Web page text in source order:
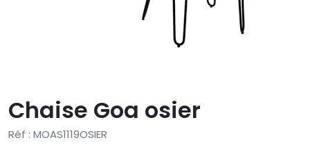
Chaise Goa osier
Réf : MOAS1119OSIER